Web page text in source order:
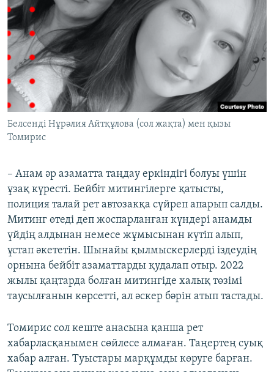
Белсенді Нұрәлия Айтқұлова (сол жақта) мен қызы
Томирис
– Анам әр азаматта таңдау еркіндігі болуы үшін
ұзақ күресті. Бейбіт митингілерге қатысты,
полиция талай рет автозакқа сүйреп апарып салды.
Митинг өтеді деп жоспарланған күндері анамды
үйдің алдынан немесе жұмысынан күтіп алып,
ұстап әкететін. Шынайы қылмыскерлерді іздеудің
орнына бейбіт азаматтарды қудалап отыр. 2022
жылы қаңтарда болған митингіде халық төзімі
таусылғанын көрсетті, ал әскер бәрін атып тастады.
Томирис сол кеште анасына қанша рет
хабарласқанымен сөйлесе алмаған. Таңертең суық
хабар алған. Туыстары марқұмды көруге барған.